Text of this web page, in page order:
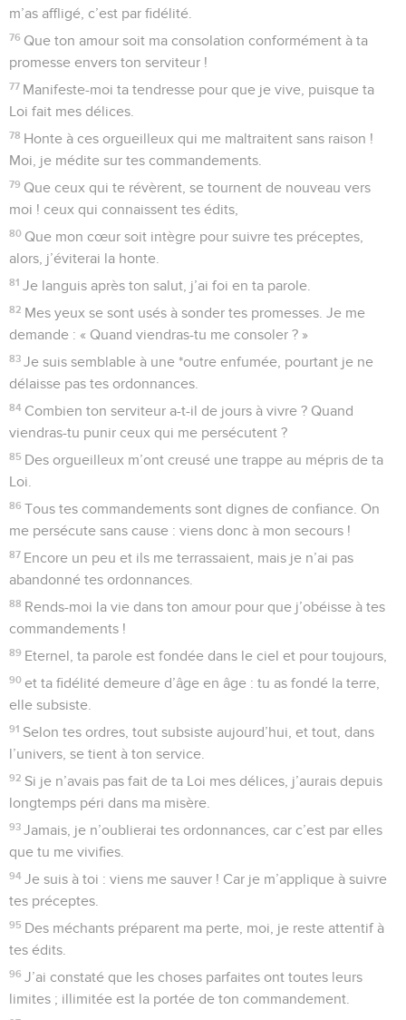
m’as affligé, c’est par fidélité.
76 Que ton amour soit ma consolation conformément à ta
promesse envers ton serviteur !
77 Manifeste-moi ta tendresse pour que je vive, puisque ta
Loi fait mes délices.
78 Honte à ces orgueilleux qui me maltraitent sans raison !
Moi, je médite sur tes commandements.
79 Que ceux qui te révèrent, se tournent de nouveau vers
moi ! ceux qui connaissent tes édits,
80 Que mon cœur soit intègre pour suivre tes préceptes,
alors, j’éviterai la honte.
81 Je languis après ton salut, j’ai foi en ta parole.
82 Mes yeux se sont usés à sonder tes promesses. Je me
demande : « Quand viendras-tu me consoler ? »
83 Je suis semblable à une *outre enfumée, pourtant je ne
délaisse pas tes ordonnances.
84 Combien ton serviteur a-t-il de jours à vivre ? Quand
viendras-tu punir ceux qui me persécutent ?
85 Des orgueilleux m’ont creusé une trappe au mépris de ta
Loi.
86 Tous tes commandements sont dignes de confiance. On
me persécute sans cause : viens donc à mon secours !
87 Encore un peu et ils me terrassaient, mais je n’ai pas
abandonné tes ordonnances.
88 Rends-moi la vie dans ton amour pour que j’obéisse à tes
commandements !
89 Eternel, ta parole est fondée dans le ciel et pour toujours,
90 et ta fidélité demeure d’âge en âge : tu as fondé la terre,
elle subsiste.
91 Selon tes ordres, tout subsiste aujourd’hui, et tout, dans
l’univers, se tient à ton service.
92 Si je n’avais pas fait de ta Loi mes délices, j’aurais depuis
longtemps péri dans ma misère.
93 Jamais, je n’oublierai tes ordonnances, car c’est par elles
que tu me vivifies.
94 Je suis à toi : viens me sauver ! Car je m’applique à suivre
tes préceptes.
95 Des méchants préparent ma perte, moi, je reste attentif à
tes édits.
96 J’ai constaté que les choses parfaites ont toutes leurs
limites ; illimitée est la portée de ton commandement.